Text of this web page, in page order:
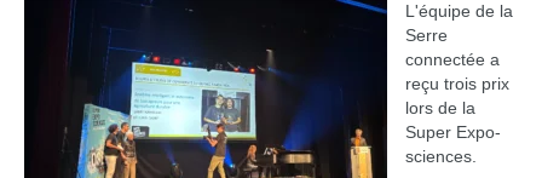
L'équipe de la
Serre
connectée a
reçu trois prix
lors de la
Super Expo-
sciences.